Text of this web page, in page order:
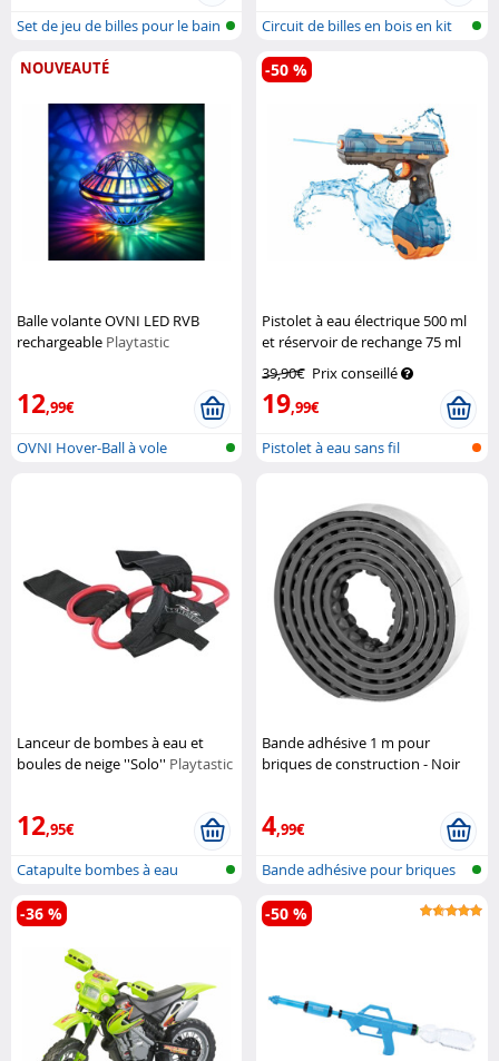
Set de jeu de billes pour le bain
Circuit de billes en bois en kit
NOUVEAUTÉ
Balle volante OVNI LED RVB
rechargeable Playtastic
12,99€
OVNI Hover-Ball à vole
Pistolet à eau électrique 500 ml
et réservoir de rechange 75 ml
39,90€ Prix conseillé
19,99€
-50 %
Pistolet à eau sans fil
Lanceur de bombes à eau et
boules de neige ''Solo'' Playtastic
12,95€
Catapulte bombes à eau
Bande adhésive 1 m pour
briques de construction - Noir
4,99€
Bande adhésive pour briques
de cons...
-36 % -50 %